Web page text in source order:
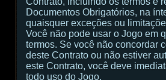
Documentos Obrigatórios, na
quaisquer exceções ou
Você não pode usar o Jogo em
termos. Se você não concordar
deste Contrato ou não estiver
este Contrato, você deve
todo uso do Jogo.